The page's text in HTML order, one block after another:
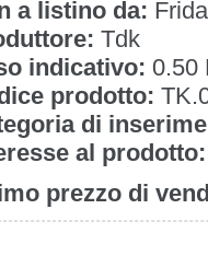
a listino da:
Tdk
indicativo: 0.50
prodotto:
di
al prodotto:
prezzo di